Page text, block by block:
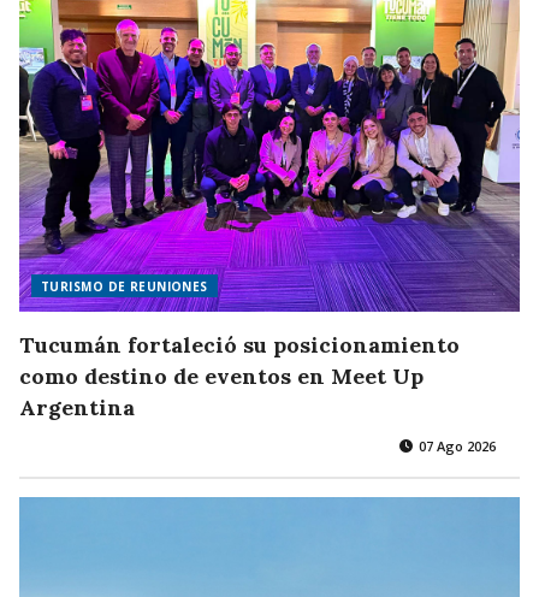
TURISMO DE REUNIONES
Tucumán fortaleció su posicionamiento
como destino de eventos en Meet Up
Argentina
07 Ago 2026